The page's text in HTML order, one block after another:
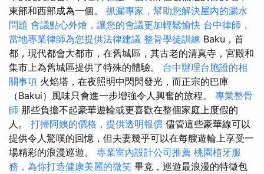
東部和西部成為一個。 抓漏專家，幫助您解決屋內的漏水
問題 會議點心外燴，讓您的會議更加輕鬆愉快 台中律師，
當地專業律師為您提供法律建議 整骨學徒訓練 Baku，首
都，現代都會大都市，在舊城區，其古老的清真寺，宮殿和
集市上為舊城區提供了特殊的體驗。 台中辦理台胞證的相
關事項 火焰塔，在夜照明中閃閃發光，而正宗的巴庫
（Bakui）風味只會進一步增強令人興奮的旅程。 專業整骨
師 那些負擔不起豪華遊輪或更喜歡在整個家庭上度假的
人。 打掃阿姨的價格，提供透明報價 儘管這些豪華線可以
提供令人驚嘆的回憶，但夫妻幾乎可以在每艘遊輪上享受一
場精彩的浪漫巡遊。 專業室內設計公司推薦 桃園植牙服
務，為你打造健康美麗的微笑 畢竟，巡遊最浪漫的特徵包